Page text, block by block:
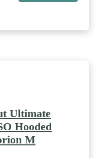
Ultimate
Hooded
M